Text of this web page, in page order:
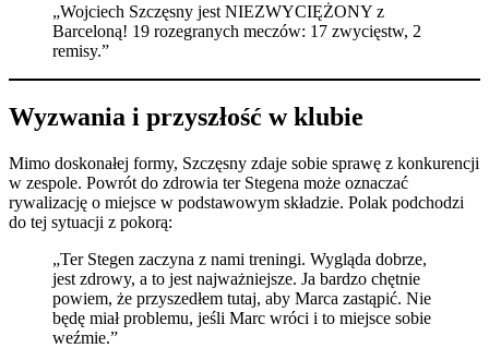
„Wojciech Szczęsny jest NIEZWYCIĘŻONY z
Barceloną! 19 rozegranych meczów: 17 zwycięstw, 2
remisy.”
Wyzwania i przyszłość w klubie
Mimo doskonałej formy, Szczęsny zdaje sobie sprawę z konkurencji
w zespole. Powrót do zdrowia ter Stegena może oznaczać
rywalizację o miejsce w podstawowym składzie. Polak podchodzi
do tej sytuacji z pokorą:​
„Ter Stegen zaczyna z nami treningi. Wygląda dobrze,
jest zdrowy, a to jest najważniejsze. Ja bardzo chętnie
powiem, że przyszedłem tutaj, aby Marca zastąpić. Nie
będę miał problemu, jeśli Marc wróci i to miejsce sobie
weźmie.” ​